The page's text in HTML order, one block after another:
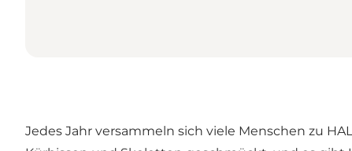
Jedes Jahr versammeln sich viele Menschen zu